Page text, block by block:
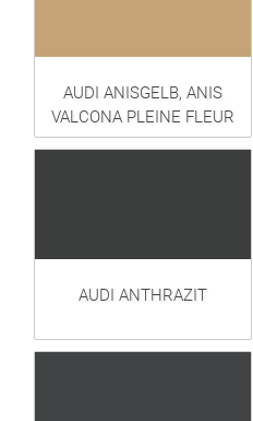
AUDI ANISGELB, ANIS
VALCONA PLEINE FLEUR
AUDI ANTHRAZIT